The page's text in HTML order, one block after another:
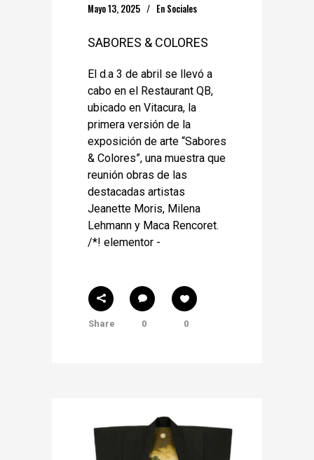
Mayo 13, 2025 En Sociales
SABORES & COLORES
El d.a 3 de abril se llevó a
cabo en el Restaurant QB,
ubicado en Vitacura, la
primera versión de la
exposición de arte “Sabores
& Colores”, una muestra que
reunión obras de las
destacadas artistas
Jeanette Moris, Milena
Lehmann y Maca Rencoret.
/*! elementor -
Share 0 0